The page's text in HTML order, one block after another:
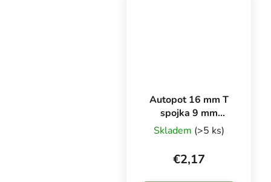
Autopot 16 mm T
spojka 9 mm
kohútik
(AQUAvalve5)
Skladem (>5 ks)
€2,17